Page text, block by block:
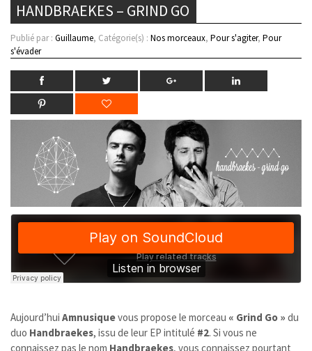
HANDBRAEKES – GRIND GO
Publié par : Guillaume, Catégorie(s) : Nos morceaux, Pour s'agiter, Pour
s'évader
Aujourd’hui Amnusiquevous propose le morceau « Grind Go » du
duo Handbraekes, issu de leur EP intitulé #2. Si vous ne
connaissez pas le nom Handbraekes, vous connaissez pourtant